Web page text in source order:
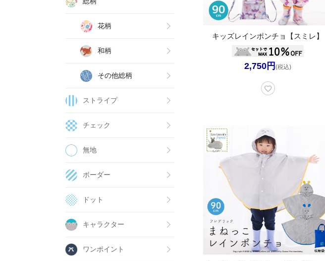
花柄
和柄
その他総柄
ストライプ
チェック
無地
ボーダー
ドット
キャラクター
ワンポイント
キッズレインポンチョ【スミレ】
2,750円 (税込)